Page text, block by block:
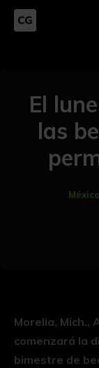
El
las
México
Morelia, Mich.,
comenzará la
bimestre de